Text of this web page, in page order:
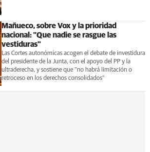
Mañueco, sobre Vox y la prioridad
nacional: "Que nadie se rasgue las
vestiduras"
Las Cortes autonómicas acogen el debate de investidura
del presidente de la Junta, con el apoyo del PP y la
ultraderecha, y sostiene que "no habrá limitación o
retroceso en los derechos consolidados"